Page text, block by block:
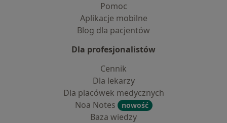
Pomoc
Aplikacje mobilne
Blog dla pacjentów
Dla profesjonalistów
Cennik
Dla lekarzy
Dla placówek medycznych
Noa Notes
nowość
Baza wiedzy